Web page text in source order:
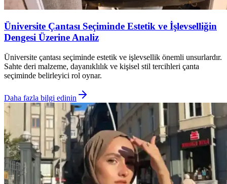
Üniversite Çantası Seçiminde Estetik ve İşlevselliğin
Dengesi Üzerine Analiz
Üniversite çantası seçiminde estetik ve işlevsellik önemli unsurlardır.
Sahte deri malzeme, dayanıklılık ve kişisel stil tercihleri çanta
seçiminde belirleyici rol oynar.
Daha fazla bilgi edinin